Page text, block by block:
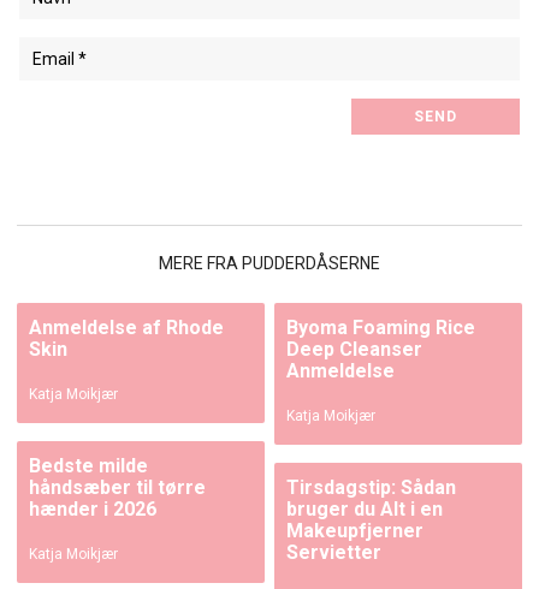
MERE FRA PUDDERDÅSERNE
Anmeldelse af Rhode
Skin
Katja Moikjær
Byoma Foaming Rice
Deep Cleanser
Anmeldelse
Katja Moikjær
Bedste milde
håndsæber til tørre
hænder i 2026
Katja Moikjær
Tirsdagstip: Sådan
bruger du Alt i en
Makeupfjerner
Servietter